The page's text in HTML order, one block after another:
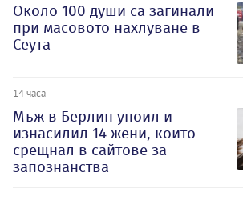
Около 100 души са загинали
при масовото нахлуване в
Сеута
14 часа
Мъж в Берлин упоил и
изнасилил 14 жени, които
срещнал в сайтове за
запознанства